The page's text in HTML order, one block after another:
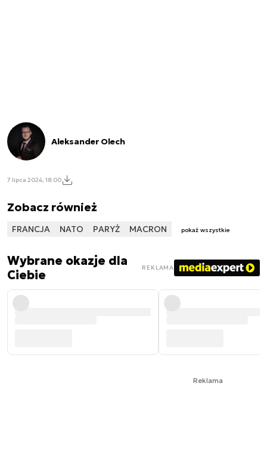
Aleksander Olech
7 lipca 2024, 18:00
Zobacz również
FRANCJA NATO PARYŻ MACRON pokaż wszystkie
Wybrane okazje dla
Ciebie
REKLAMA
Reklama